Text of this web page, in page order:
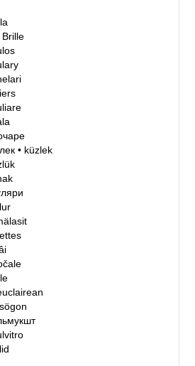
Brille
• küzlek